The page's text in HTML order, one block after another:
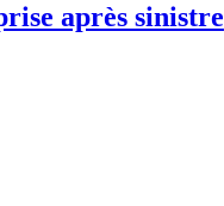
après sinistre